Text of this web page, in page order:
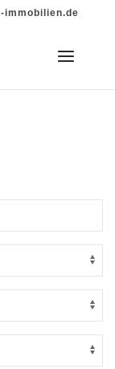
immobilien.de